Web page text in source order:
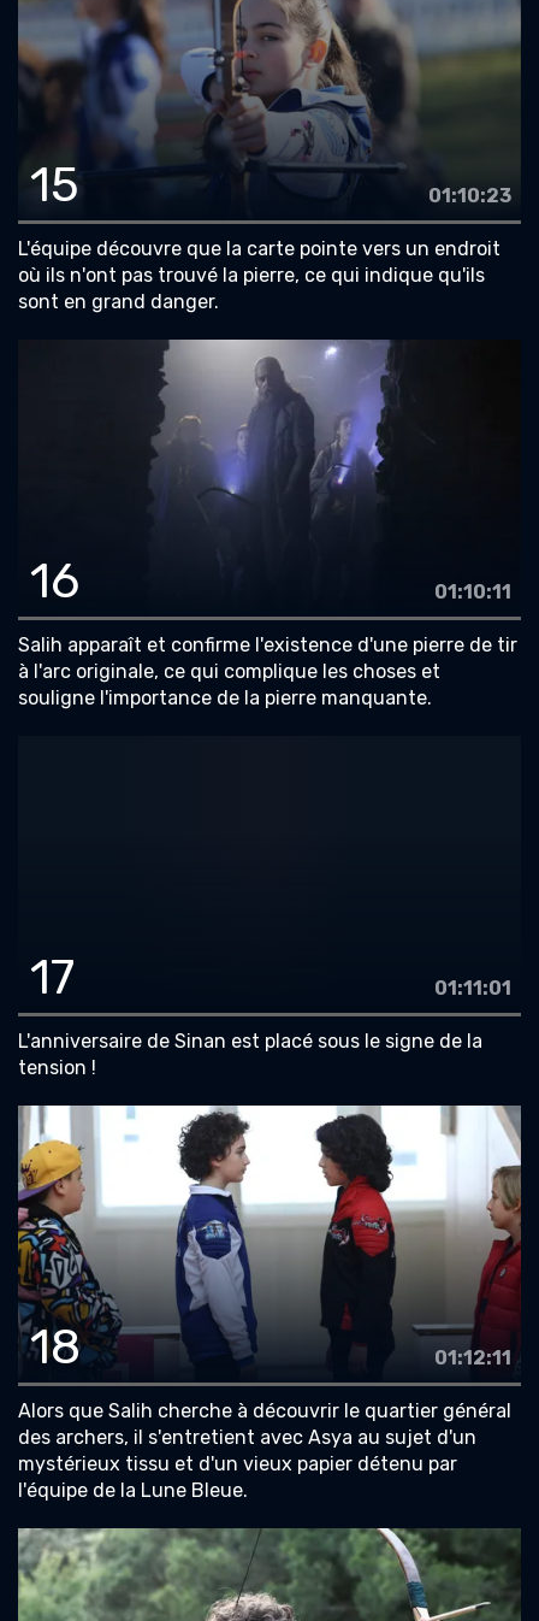
15 01:10:23
L'équipe découvre que la carte pointe vers un endroit
où ils n'ont pas trouvé la pierre, ce qui indique qu'ils
sont en grand danger.
16 01:10:11
Salih apparaît et confirme l'existence d'une pierre de tir
à l'arc originale, ce qui complique les choses et
souligne l'importance de la pierre manquante.
17 01:11:01
L'anniversaire de Sinan est placé sous le signe de la
tension !
18 01:12:11
Alors que Salih cherche à découvrir le quartier général
des archers, il s'entretient avec Asya au sujet d'un
mystérieux tissu et d'un vieux papier détenu par
l'équipe de la Lune Bleue.